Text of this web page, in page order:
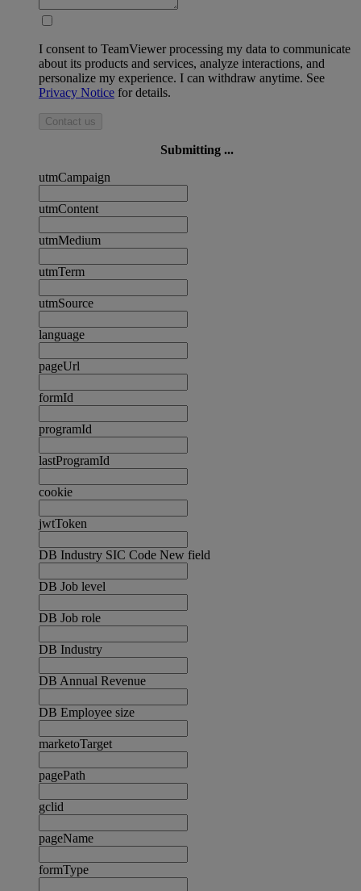
I consent to TeamViewer processing my data to communicate
about its products and services, analyze interactions, and
personalize my experience. I can withdraw anytime. See
Privacy Notice for details.
Contact us
Submitting ...
utmCampaign
utmContent
utmMedium
utmTerm
utmSource
language
pageUrl
formId
programId
lastProgramId
cookie
jwtToken
DB Industry SIC Code New field
DB Job level
DB Job role
DB Industry
DB Annual Revenue
DB Employee size
marketoTarget
pagePath
gclid
pageName
formType